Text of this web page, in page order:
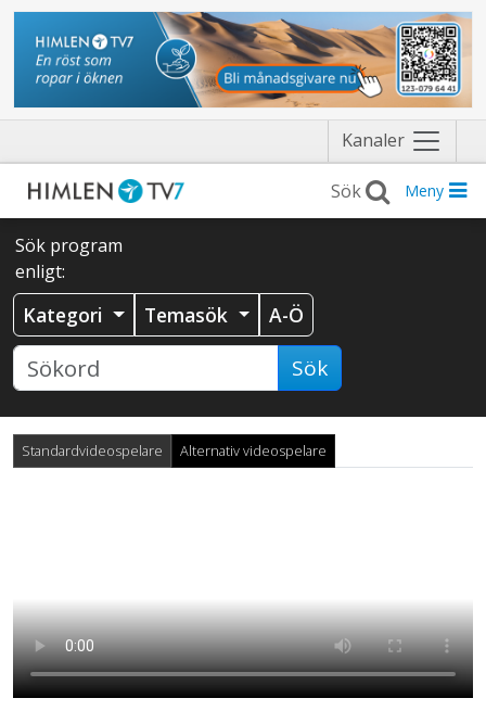
Kanaler Näytä
valikko
Meny
Sök program
enligt:
Kategori Temasök A-Ö
Sök
Standardvideospelare Alternativ videospelare